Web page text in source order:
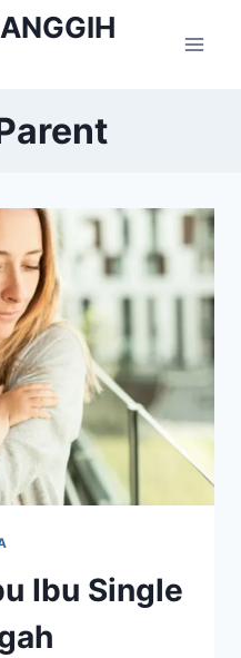
Ibu Single